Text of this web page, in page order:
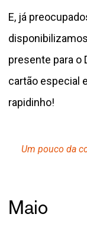
E, já
presente para o
cartão especial
rapidinho!
Um pouco da
Maio